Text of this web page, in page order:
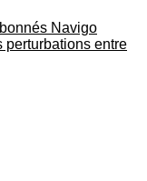
Navigo
perturbations entre